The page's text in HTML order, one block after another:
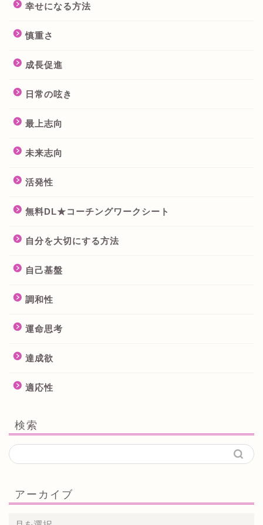
幸せになる方法
慎重さ
成長促進
日常の呟き
最上志向
未来志向
活発性
無料DL★コーチングワークシート
自分を大切にする方法
自己基盤
調和性
運命思考
達成欲
適応性
検索
アーカイブ